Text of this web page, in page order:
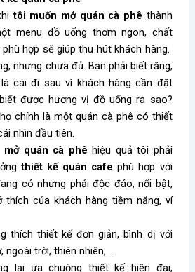
tôi muốn mở quán cà phê thành
menu đồ uống thơm ngon, chất
hợp sẽ giúp thu hút khách hàng.
nhưng chưa đủ. Bạn phải biết rằng,
cái đi sau vì khách hàng cần đặt
được hương vị đồ uống ra sao?
chính là một quán cà phê có thiết
nhìn đầu tiên.
mở quán cà phê hiệu quả tôi phải
thiết kế quán cafe phù hợp với
có nhưng phải độc đáo, nổi bật,
thích của khách hàng tiềm năng, ví
thích thiết kế đơn giản, bình dị với
ngoài trời, thiên nhiên,…
lại ưa chuộng thiết kế hiện đại,